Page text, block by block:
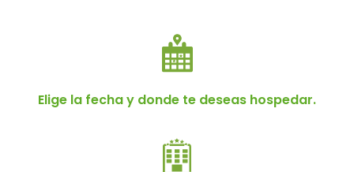
Elige la fecha y donde te deseas hospedar.